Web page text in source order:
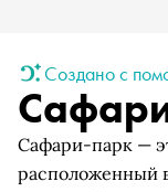
Создано с
Сафари-парк —
расположенный